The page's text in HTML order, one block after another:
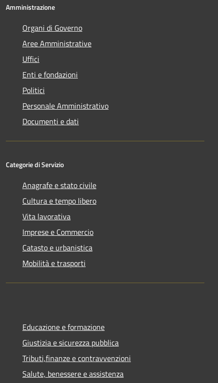
Amministrazione
Organi di Governo
Aree Amministrative
Uffici
Enti e fondazioni
Politici
Personale Amministrativo
Documenti e dati
Categorie di Servizio
Anagrafe e stato civile
Cultura e tempo libero
Vita lavorativa
Imprese e Commercio
Catasto e urbanistica
Mobilità e trasporti
Educazione e formazione
Giustizia e sicurezza pubblica
Tributi,finanze e contravvenzioni
Salute, benessere e assistenza